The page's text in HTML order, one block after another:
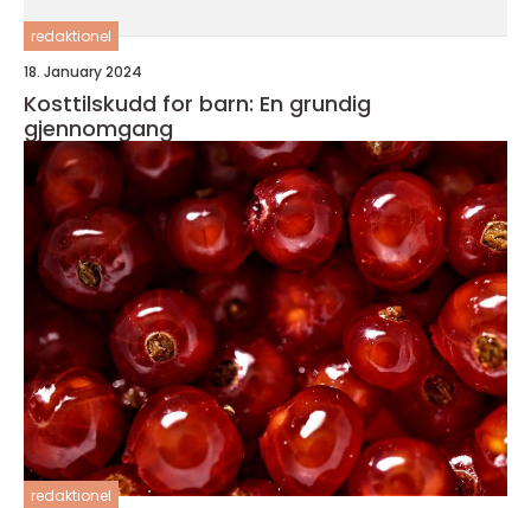
redaktionel
18. January 2024
Kosttilskudd for barn: En grundig
gjennomgang
redaktionel